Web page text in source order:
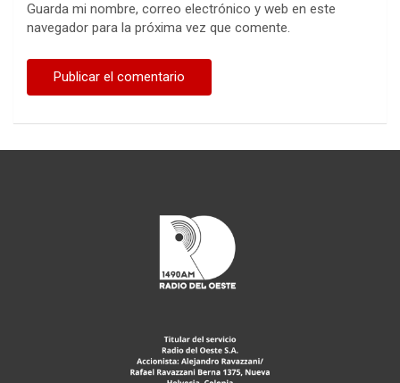
Guarda mi nombre, correo electrónico y web en este
navegador para la próxima vez que comente.